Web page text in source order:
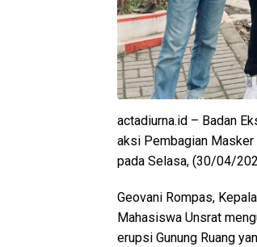
actadiurna.id – Badan
aksi Pembagian Masker
pada Selasa, (30/04/
Geovani Rompas,
Mahasiswa Unsrat
erupsi Gunung Ruang